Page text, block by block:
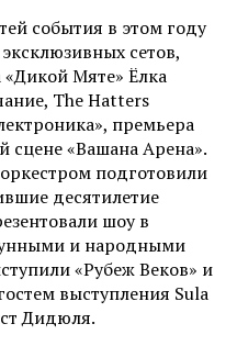
события в этом году
сетов,
Мяте» Ёлка
The Hatters
премьера
сцене «Вашана Арена».
подготовили
десятилетие
шоу в
и народными
«Рубеж Веков» и
выступления Sula
Дидюля.